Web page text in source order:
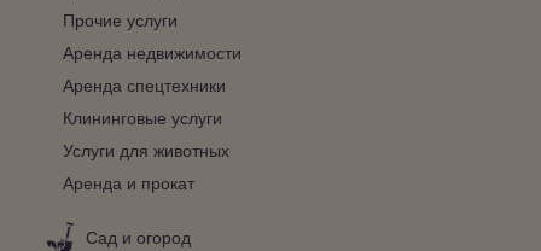
Прочие услуги
Аренда недвижимости
Аренда спецтехники
Клининговые услуги
Услуги для животных
Аренда и прокат
Сад и огород